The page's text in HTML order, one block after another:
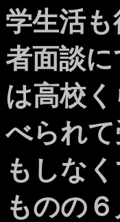
学生活
者面談
は高校
べられ
もしな
ものの